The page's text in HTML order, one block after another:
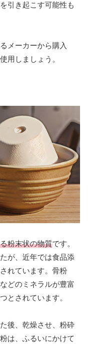
引き起こす可能性も
メーカーから購入
用しましょう。
粉末状の物質です。
が、近年では食品添
れています。骨粉
どのミネラルが豊富
とされています。
後、乾燥させ、粉砕
は、ふるいにかけて